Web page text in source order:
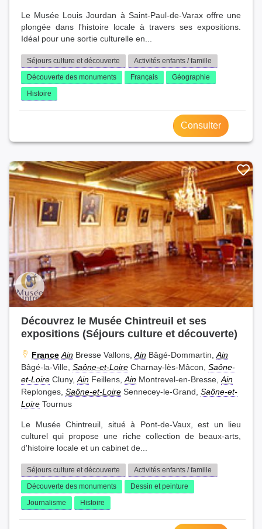
Le Musée Louis Jourdan à Saint-Paul-de-Varax offre une
plongée dans l'histoire locale à travers ses expositions.
Idéal pour une sortie culturelle en...
Séjours culture et découverte
Activités enfants / famille
Découverte des monuments
Français
Géographie
Histoire
Consulter
Découvrez le Musée Chintreuil et ses
expositions (Séjours culture et découverte)
France Ain Bresse Vallons,Ain Bâgé-Dommartin,Ain
Bâgé-la-Ville, Saône-et-Loire Charnay-lès-Mâcon, Saône-
et-Loire Cluny,Ain Feillens,Ain Montrevel-en-Bresse,Ain
Replonges, Saône-et-Loire Sennecey-le-Grand, Saône-et-
Loire Tournus
Le Musée Chintreuil, situé à Pont-de-Vaux, est un lieu
culturel qui propose une riche collection de beaux-arts,
d'histoire locale et un cabinet de...
Séjours culture et découverte
Activités enfants / famille
Découverte des monuments
Dessin et peinture
Journalisme
Histoire